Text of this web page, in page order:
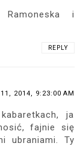
Ramoneska i
REPLY
11, 2014, 9:23:00 AM
ja
fajnie się
ubraniami. Ty